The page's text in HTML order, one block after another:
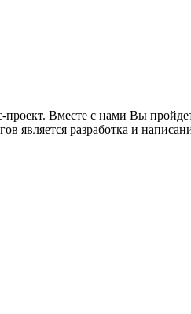
проект. Вместе с нами Вы
является разработка и